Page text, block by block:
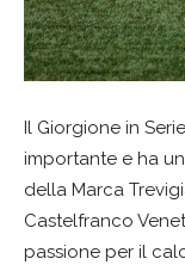
Il Giorgione in
importante e ha
della Marca
Castelfranco
passione per il